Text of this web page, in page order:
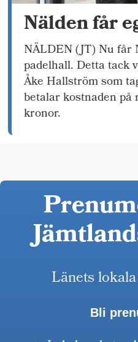
Nälden får
NÄLDEN (JT) Nu får
padelhall. Detta tack
Åke Hallström som
betalar kostnaden
kronor.
Länets
Bli